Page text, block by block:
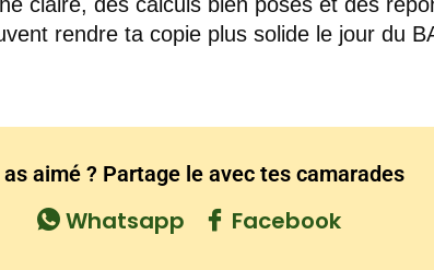
rendre ta copie plus solide le jour du
as aimé ? Partage le avec tes camarades
Whatsapp Facebook